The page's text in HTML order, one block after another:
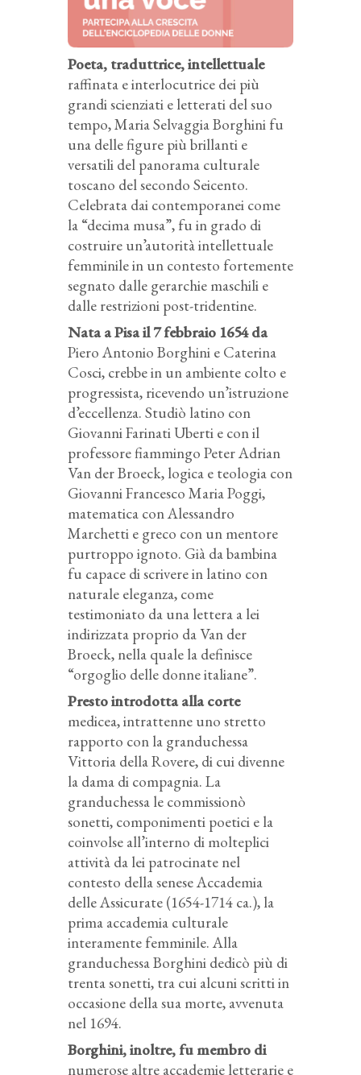
Poeta, traduttrice, intellettuale
raffinata e interlocutrice dei più
grandi scienziati e letterati del suo
tempo, Maria Selvaggia Borghini fu
una delle figure più brillanti e
versatili del panorama culturale
toscano del secondo Seicento.
Celebrata dai contemporanei come
la “decima musa”, fu in grado di
costruire un’autorità intellettuale
femminile in un contesto fortemente
segnato dalle gerarchie maschili e
dalle restrizioni post-tridentine.
Nata a Pisa il 7 febbraio 1654 da
Piero Antonio Borghini e Caterina
Cosci, crebbe in un ambiente colto e
progressista, ricevendo un’istruzione
d’eccellenza. Studiò latino con
Giovanni Farinati Uberti e con il
professore fiammingo Peter Adrian
Van der Broeck, logica e teologia con
Giovanni Francesco Maria Poggi,
matematica con Alessandro
Marchetti e greco con un mentore
purtroppo ignoto. Già da bambina
fu capace di scrivere in latino con
naturale eleganza, come
testimoniato da una lettera a lei
indirizzata proprio da Van der
Broeck, nella quale la definisce
“orgoglio delle donne italiane”.
Presto introdotta alla corte
medicea, intrattenne uno stretto
rapporto con la granduchessa
Vittoria della Rovere, di cui divenne
la dama di compagnia. La
granduchessa le commissionò
sonetti, componimenti poetici e la
coinvolse all’interno di molteplici
attività da lei patrocinate nel
contesto della senese Accademia
delle Assicurate (1654-1714 ca.), la
prima accademia culturale
interamente femminile. Alla
granduchessa Borghini dedicò più di
trenta sonetti, tra cui alcuni scritti in
occasione della sua morte, avvenuta
nel 1694.
Borghini, inoltre, fu membro di
numerose altre accademie letterarie e